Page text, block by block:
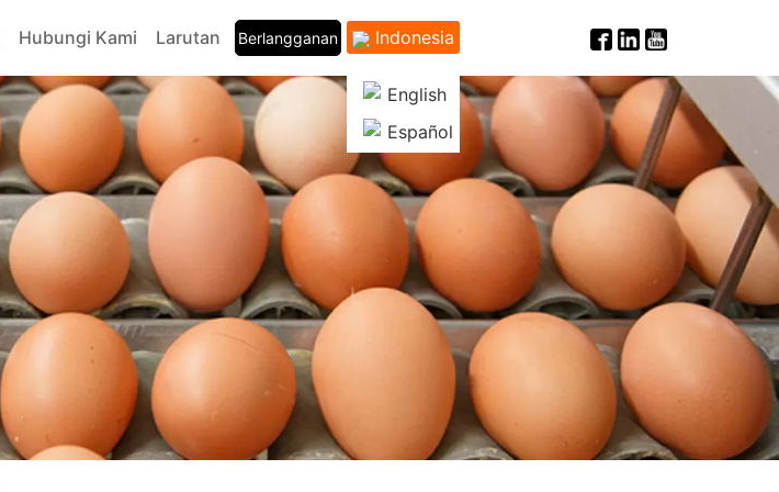
Hubungi Kami Larutan Berlangganan Indonesia
English
Español